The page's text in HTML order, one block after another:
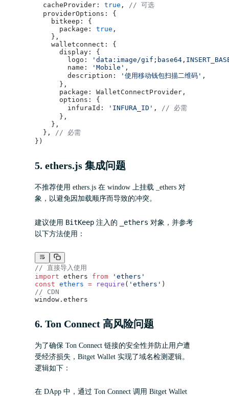
  cacheProvider:
true ,
// 可选
  providerOptions: {
    bitkeep: {
      package:
true ,
    },
    walletconnect: {
      display: {
        logo:
'data:image/
        name:
'Mobile' ,
        description:
'使用移动钱包扫描二维码' ,
      },
      package: WalletConnectProvider,
      options: {
        infuraId:
'INFURA_ID' ,
// 必需
      },
    },
  },
// 必需
})
5. ethers.js 集成问题
不推荐使用 ethers.js 在 window 上挂载 _ethers 对
象，以避免因加载顺序而导致的冲突。
建议使用 BitKeep 注入的 _ethers 对象，并参考
以下方法使用：
// 直接导入使用
import ethers from 'ethers'
const ethers = require ( 'ethers' )
// CDN
window.ethers
6. Ton Connect 高风险问题
为了确保 Ton Connect 链接的安全性并防止用户遭
受经济损失，Bitget Wallet 实现了域名检测逻辑。
逻辑如下：
在 DApp 中，通过 Ton Connect 调用 Bitget Wallet